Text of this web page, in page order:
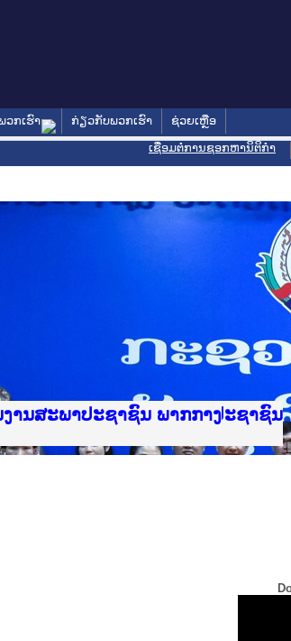
ວກເຮົາ ກ່ຽວກັບພວກເຮົາ
ຊ່ວຍເຫຼືອ
ເຊື່ອມຕໍ່ການຊອກຫານິຕິກຳ
ທີ່ ສະຖາບັນຍຸຕິທຳແຫ່ງຊາດ
ານສະພາປະຊາຊົນ ພາກເໜືອ
ງລັດຖະການ
ລັບ ພາກກາງ
ລັບ ພາກໃຕ້
ນ ທີ່ ວິທະຍາຄານຕຳຫຼວດປະຊາຊົນ
ນ ທີ່ ວິທະຍາຄານສັນຕິບານປະຊາຊົນ
ນແຂວງພາກເໜືອ
ານສະພາປະຊາຊົນ ພາກກາງ